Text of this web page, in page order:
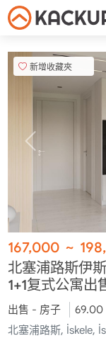
新增收藏夾
167,000 ~
北塞浦路斯伊
1+1复式公寓出
出售 - 房子 69.00
北塞浦路斯, İskele,